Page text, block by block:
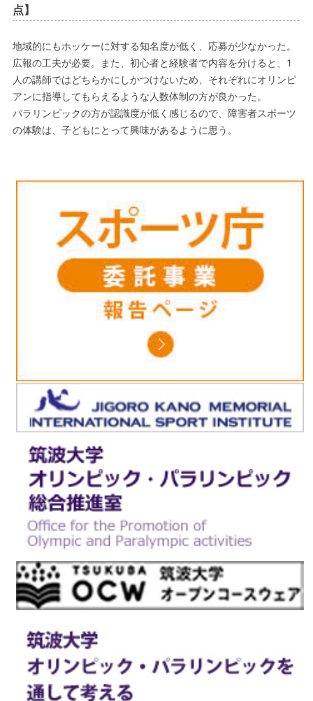
点】
地域的にもホッケーに対する知名度が低く、応募が少なかった。
広報の工夫が必要。また、初心者と経験者で内容を分けると、1
人の講師ではどちらかにしかつけないため、それぞれにオリンピ
アンに指導してもらえるような人数体制の方が良かった。
パラリンピックの方が認識度が低く感じるので、障害者スポーツ
の体験は、子どもにとって興味があるように思う。